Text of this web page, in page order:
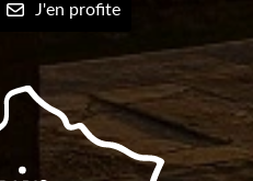
J'en profite